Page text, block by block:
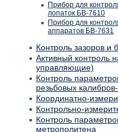
Прибор для
лопаток БВ-7610
Прибор для
аппаратов БВ-7631
Контроль зазоров и
Активный контроль
управляющие)
Контроль
резьбовых
Координатно-
Контрольно-
Контроль
метрополитена